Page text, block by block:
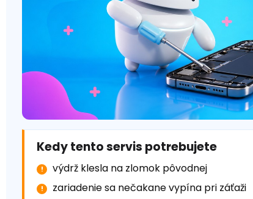
Kedy tento servis potrebujete
výdrž klesla na zlomok pôvodnej
zariadenie sa nečakane vypína pri záťaži